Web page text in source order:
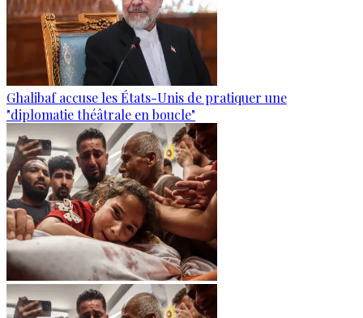
Ghalibaf accuse les États-Unis de pratiquer une
"diplomatie théâtrale en boucle"